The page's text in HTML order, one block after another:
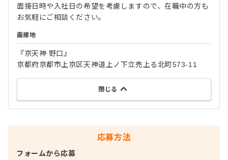
面接日時や入社日の希望を考慮しますので、在職中の方も
お気軽にご相談ください。
面接地
『京天神 野口』
京都府京都市上京区天神道上ノ下立売上る北町573-11
閉じる
応募方法
フォームから応募